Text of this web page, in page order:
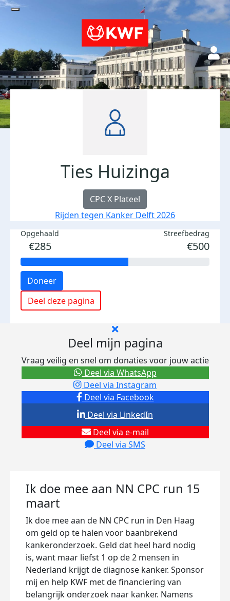
Ties Huizinga
CPC X Plateel
Rijden tegen Kanker Delft 2026
Opgehaald
€285
Streefbedrag
€500
Doneer
Deel deze pagina
Deel mijn pagina
Vraag veilig en snel om donaties voor jouw actie
Deel via Facebook
Deel via Instagram
Deel via e-mail
Deel via SMS
Deel via LinkedIn
Deel via WhatsApp
Ik doe mee aan NN CPC run 15
maart
Ik doe mee aan de NN CPC run in Den Haag
om geld op te halen voor baanbrekend
kankeronderzoek. Geld dat heel hard nodig
is, want maar liefst 1 op de 2 mensen in
Nederland krijgt de diagnose kanker. Sponsor
mij en help KWF met de financiering van
belangrijk onderzoek naar kanker. Namens